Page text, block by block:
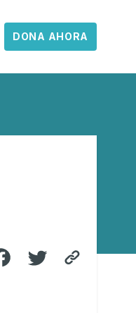
DONA AHORA